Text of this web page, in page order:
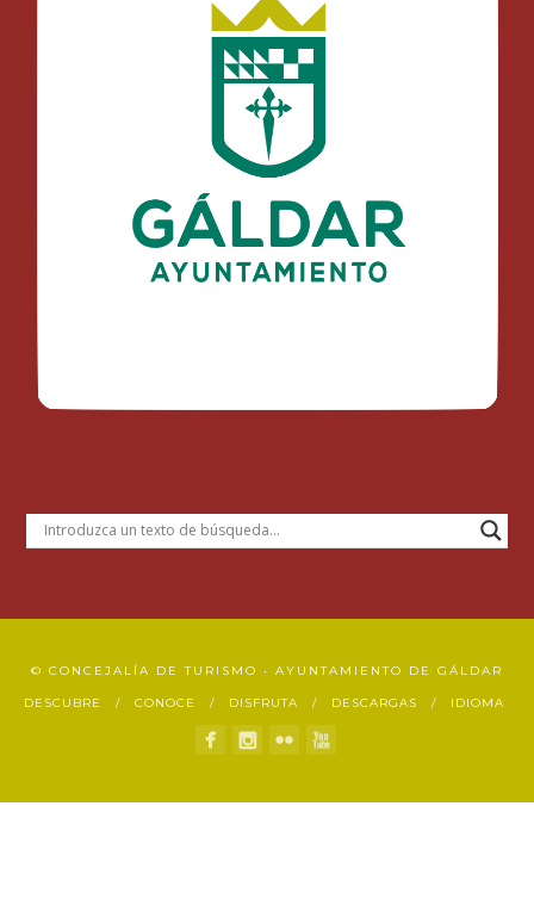
© CONCEJALÍA DE TURISMO • AYUNTAMIENTO DE GÁLDAR
DESCUBRE CONOCE DISFRUTA DESCARGAS IDIOMA